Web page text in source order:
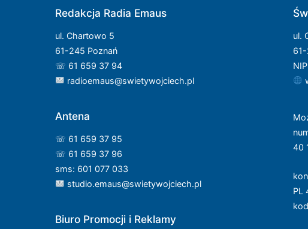
Redakcja Radia Emaus
ul. Chartowo 5
61-245 Poznań
☏ 61 659 37 94
radioemaus@swietywojciech.pl
Antena
☏ 61 659 37 95
☏ 61 659 37 96
sms: 601 077 033
studio.emaus@swietywojciech.pl
Biuro Promocji i Reklamy
ul.
40
PL